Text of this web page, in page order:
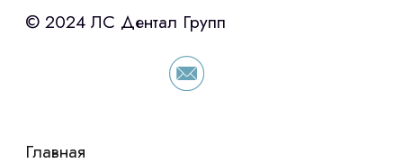
«Уралпромлизинг» подберем выгодные
условия по лизингу оборудования,
просто оставьте контакты чтобы мы
сориентировали по условиям